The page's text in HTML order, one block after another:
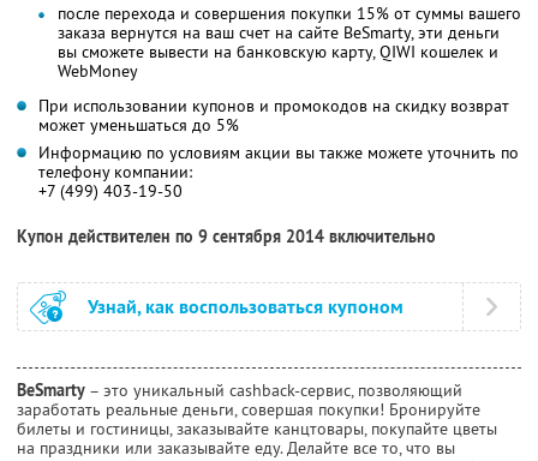
после перехода и совершения покупки 15% от суммы вашего
заказа вернутся на ваш счет на сайте BeSmarty, эти деньги
вы сможете вывести на банковскую карту, QIWI кошелек и
WebMoney
При использовании купонов и промокодов на скидку возврат
может уменьшаться до 5%
Информацию по условиям акции вы также можете уточнить по
телефону компании:
+7 (499) 403-19-50
Купон действителен по 9 сентября 2014 включительно
Узнай, как воспользоваться купоном
BeSmarty – это уникальный cashback-сервис, позволяющий
заработать реальные деньги, совершая покупки! Бронируйте
билеты и гостиницы, заказывайте канцтовары, покупайте цветы
на праздники или заказывайте еду. Делайте все то, что вы